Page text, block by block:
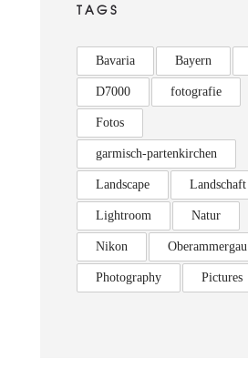
TAGS
Bavaria Bayern
D7000 fotografie
Fotos
garmisch-partenkirchen
Landscape Landschaft
Lightroom Natur
Nikon Oberammergau
Photography Pictures